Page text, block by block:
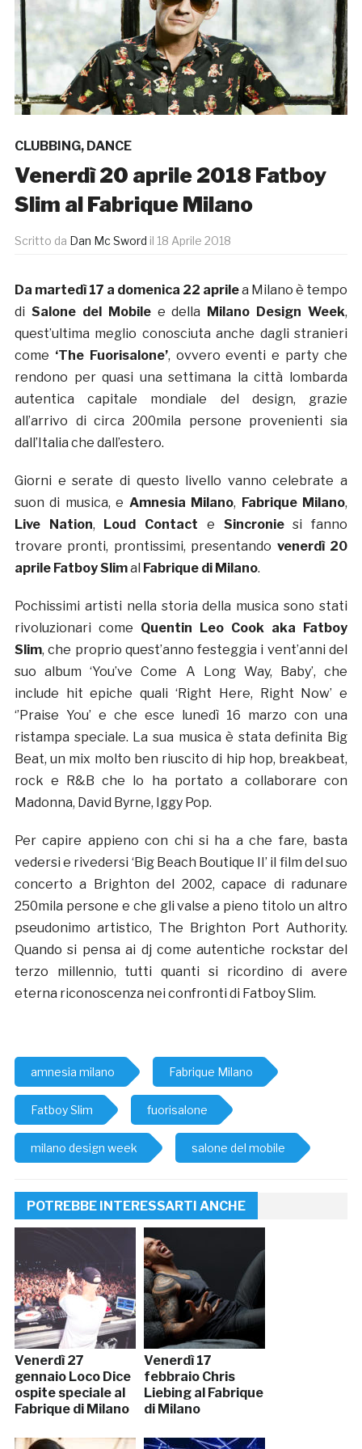
CLUBBING, DANCE
Venerdì 20 aprile 2018 Fatboy
Slim al Fabrique Milano
Scritto da Dan Mc Sword il 18 Aprile 2018
Da martedì 17 a domenica 22 aprilea Milano è tempo
di Salone del Mobilee della Milano Design Week,
quest’ultima meglio conosciuta anche dagli stranieri
come ‘The Fuorisalone’, ovvero eventi e party che
rendono per quasi una settimana la città lombarda
autentica capitale mondiale del design, grazie
all’arrivo di circa 200mila persone provenienti sia
dall’Italia che dall’estero.
Giorni e serate di questo livello vanno celebrate a
suon di musica, e Amnesia Milano, Fabrique Milano,
Live Nation, Loud Contact e Sincroniesi fanno
trovare pronti, prontissimi, presentando venerdì 20
aprile Fatboy Slimal Fabrique di Milano.
Pochissimi artisti nella storia della musica sono stati
rivoluzionari come Quentin Leo Cook aka Fatboy
Slim, che proprio quest’anno festeggia i vent’anni del
suo album ‘You’ve Come A Long Way, Baby’, che
include hit epiche quali ‘Right Here, Right Now’ e
‘’Praise You’ e che esce lunedì 16 marzo con una
ristampa speciale. La sua musica è stata definita Big
Beat, un mix molto ben riuscito di hip hop, breakbeat,
rock e R&B che lo ha portato a collaborare con
Madonna, David Byrne, Iggy Pop.
Per capire appieno con chi si ha a che fare, basta
vedersi e rivedersi ‘Big Beach Boutique II’ il film del suo
concerto a Brighton del 2002, capace di radunare
250mila persone e che gli valse a pieno titolo un altro
pseudonimo artistico, The Brighton Port Authority.
Quando si pensa ai dj come autentiche rockstar del
terzo millennio, tutti quanti si ricordino di avere
eterna riconoscenza nei confronti di Fatboy Slim.
amnesia milano Fabrique Milano
Fatboy Slim fuorisalone
milano design week salone del mobile
POTREBBE INTERESSARTI ANCHE
Venerdì 27
gennaio Loco Dice
ospite speciale al
Fabrique di Milano
Venerdì 17
febbraio Chris
Liebing al Fabrique
di Milano